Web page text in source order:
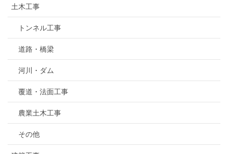
土木工事
トンネル工事
道路・橋梁
河川・ダム
覆道・法面工事
農業土木工事
その他